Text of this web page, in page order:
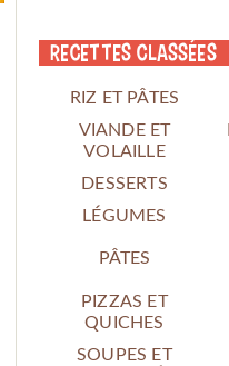
Recettes classées
RIZ ET PÂTES
VIANDE ET
VOLAILLE
DESSERTS
LÉGUMES
PÂTES
PIZZAS ET
QUICHES
SOUPES ET